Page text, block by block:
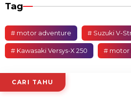
Tag
# motor adventure # Suzuki V-
# Kawasaki Versys-X 250 # motor
CARI TAHU